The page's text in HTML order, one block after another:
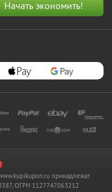
принадлежат
ОГРН 1127747063212